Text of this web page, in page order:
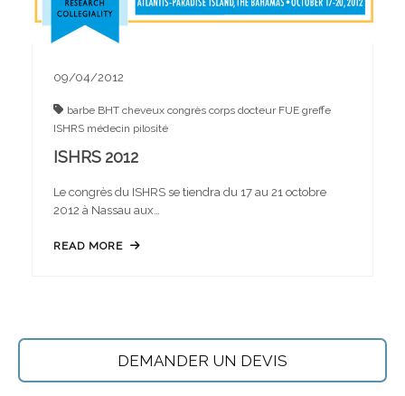
09/04/2012
barbe BHT cheveux congrès corps docteur FUE greffe
ISHRS médecin pilosité
ISHRS 2012
Le congrès du ISHRS se tiendra du 17 au 21 octobre
2012 à Nassau aux…
READ MORE
DEMANDER UN DEVIS